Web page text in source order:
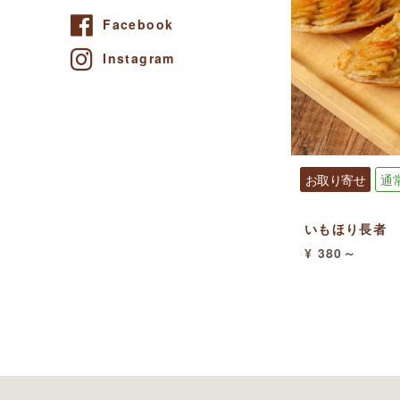
Facebook
Instagram
お取り寄せ 通
いもほり長者
¥ 380～